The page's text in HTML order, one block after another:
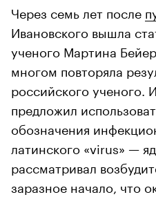
Через семь лет после
Ивановского вышла
ученого Мартина
многом повторяла
российского ученого.
предложил
обозначения
латинского «virus» —
рассматривал
заразное начало, что